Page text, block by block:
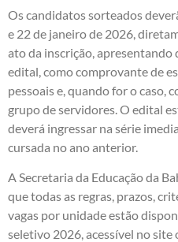
Os candidatos sorteados
e 22 de janeiro de 2026,
ato da inscrição,
edital, como comprovante de
pessoais e, quando for o caso,
grupo de servidores. O edital
deverá ingressar na série
cursada no ano anterior.
A Secretaria da Educação da
que todas as regras, prazos,
vagas por unidade estão
seletivo 2026, acessível no site